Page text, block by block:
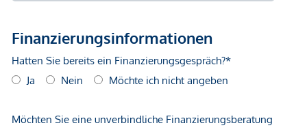
geltend zu machen. Wir weisen Sie darauf hin, dass die
gemachten Angaben und Informationen lediglich
unverbindliche Vorabinformationen sind und daher ohne